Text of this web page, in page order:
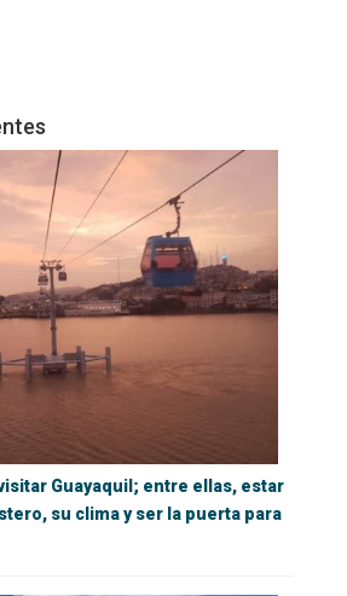
Guayaquil; entre ellas, estar
su clima y ser la puerta para